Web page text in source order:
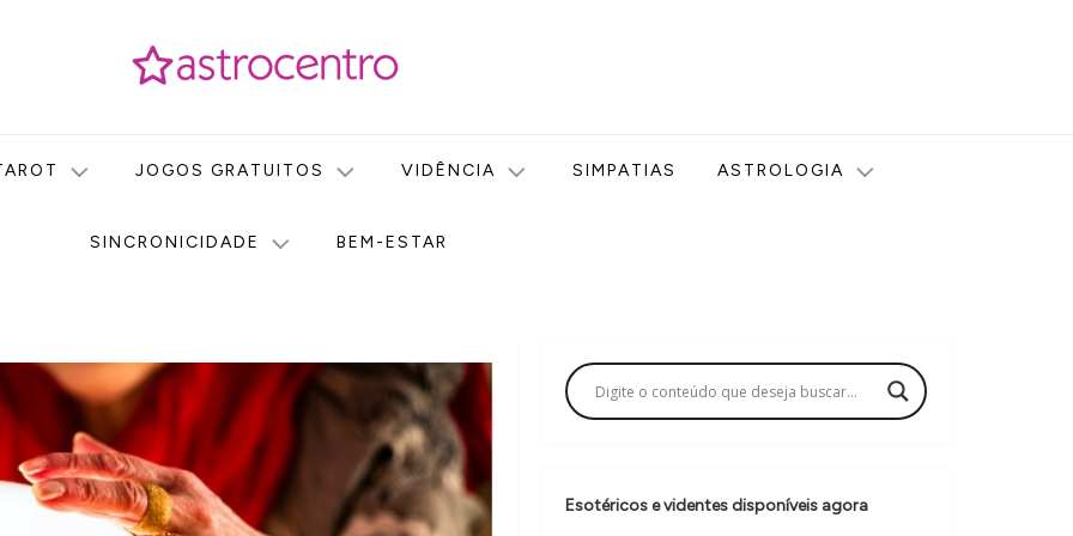
JOGOS GRATUITOS VIDÊNCIA SIMPATIAS ASTROLOGIA
SINCRONICIDADE BEM-ESTAR
Esotéricos e videntes disponíveis agora